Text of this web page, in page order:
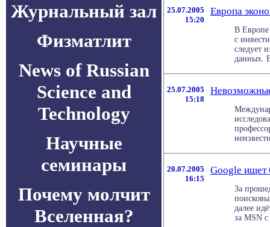
Журнальный зал
Физматлит
News of Russian
Science and
Technology
Научные
семинары
Почему молчит
Вселенная?
25.07.2005
15:20
Европа
В Европе
с
следует
данных.
25.07.2005
15:18
20.07.2005
16:15
Google ищет
За
далее
за MSN